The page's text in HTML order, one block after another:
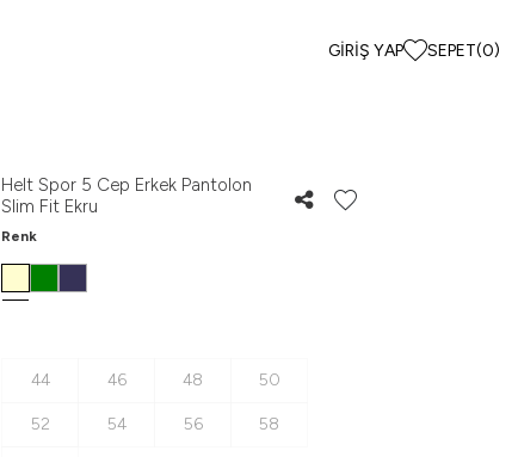
GIRIŞ YAP SEPET(0)
Helt Spor 5 Cep Erkek Pantolon
Slim Fit Ekru
Renk
44 46 48 50
52 54 56 58